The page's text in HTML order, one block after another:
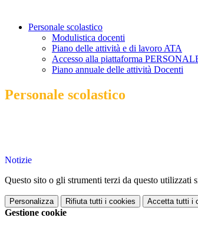
Personale scolastico
Modulistica docenti
Piano delle attività e di lavoro ATA
Accesso alla piattaforma
Piano annuale delle attività Docenti
Personale scolastico
Notizie
Questo sito o gli strumenti terzi da questo utilizzati
Personalizza Rifiuta tutti i cookies Accetta tutti i
Gestione cookie